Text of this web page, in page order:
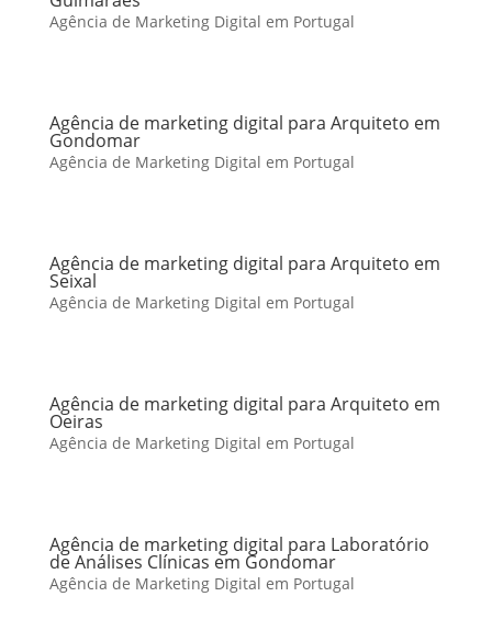
Agência de Marketing Digital em Portugal
Agência de marketing digital para Arquiteto em
Gondomar
Agência de Marketing Digital em Portugal
Agência de marketing digital para Arquiteto em
Seixal
Agência de Marketing Digital em Portugal
Agência de marketing digital para Arquiteto em
Oeiras
Agência de Marketing Digital em Portugal
Agência de marketing digital para Laboratório
de Análises Clínicas em Gondomar
Agência de Marketing Digital em Portugal